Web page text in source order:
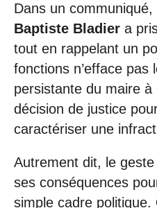
Dans un
Baptiste Bladier a
tout en rappelant un
fonctions n’efface pas
persistante du maire à
décision de justice
caractériser une
Autrement dit, le
ses conséquences
simple cadre